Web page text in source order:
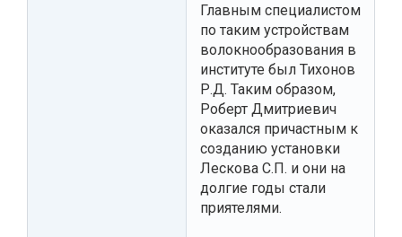
Главным специалистом
по таким устройствам
волокнообразования в
институте был Тихонов
Р.Д. Таким образом,
Роберт Дмитриевич
оказался причастным к
созданию установки
Лескова С.П. и они на
долгие годы стали
приятелями.